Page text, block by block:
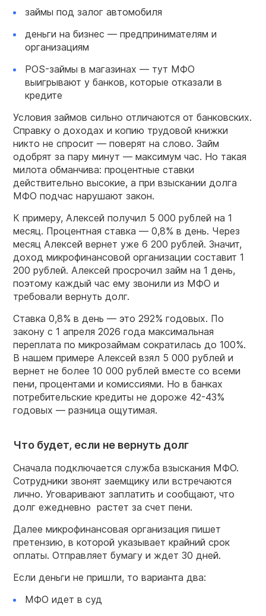
займы под залог автомобиля
деньги на бизнес — предпринимателям и
организациям
POS-займы в магазинах — тут МФО
выигрывают у банков, которые отказали в
кредите
Условия займов сильно отличаются от банковских.
Справку о доходах и копию трудовой книжки
никто не спросит — поверят на слово. Займ
одобрят за пару минут — максимум час. Но такая
милота обманчива: процентные ставки
действительно высокие, а при взыскании долга
МФО подчас нарушают закон.
К примеру, Алексей получил 5 000 рублей на 1
месяц. Процентная ставка — 0,8% в день. Через
месяц Алексей вернет уже 6 200 рублей. Значит,
доход микрофинансовой организации составит 1
200 рублей. Алексей просрочил займ на 1 день,
поэтому каждый час ему звонили из МФО и
требовали вернуть долг.
Ставка 0,8% в день — это 292% годовых. По
закону с 1 апреля 2026 года максимальная
переплата по микрозаймам сократилась до 100%.
В нашем примере Алексей взял 5 000 рублей и
вернет не более 10 000 рублей вместе со всеми
пени, процентами и комиссиями. Но в банках
потребительские кредиты не дороже 42-43%
годовых — разница ощутимая.
Что будет, если не вернуть долг
Сначала подключается служба взыскания МФО.
Сотрудники звонят заемщику или встречаются
лично. Уговаривают заплатить и сообщают, что
долг ежедневно растет за счет пени.
Далее микрофинансовая организация пишет
претензию, в которой указывает крайний срок
оплаты. Отправляет бумагу и ждет 30 дней.
Если деньги не пришли, то варианта два:
МФО идет в суд